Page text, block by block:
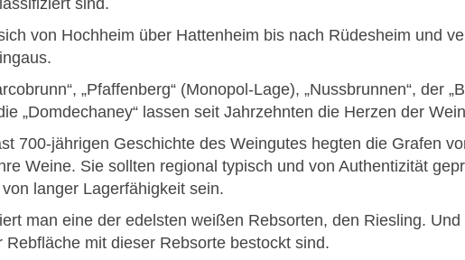
sind.
von Hochheim über Hattenheim bis nach Rüdesheim und
„Pfaffenberg“ (Monopol-Lage), „Nussbrunnen“, der
„Domdechaney“ lassen seit Jahrzehnten die Herzen der
700-jährigen Geschichte des Weingutes hegten die Grafen
Weine. Sie sollten regional typisch und von Authentizität
langer Lagerfähigkeit sein.
man eine der edelsten weißen Rebsorten, den Riesling.
Rebfläche mit dieser Rebsorte bestockt sind.